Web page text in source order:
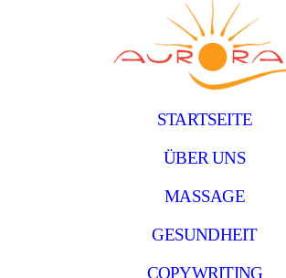
STARTSEITE
ÜBER UNS
MASSAGE
GESUNDHEIT
COPYWRITING